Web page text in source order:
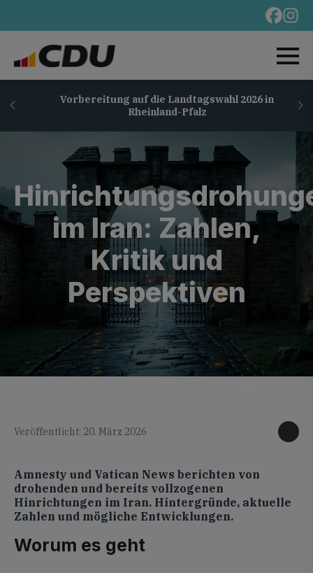
Vorbereitung auf die Landtagswahl 2026 in
Rheinland-Pfalz
im Iran: Zahlen,
Kritik und
Perspektiven
Veröffentlicht: 20. März 2026
Amnesty und Vatican News berichten von
drohenden und bereits vollzogenen
Hinrichtungen im Iran. Hintergründe, aktuelle
Zahlen und mögliche Entwicklungen.
Worum es geht